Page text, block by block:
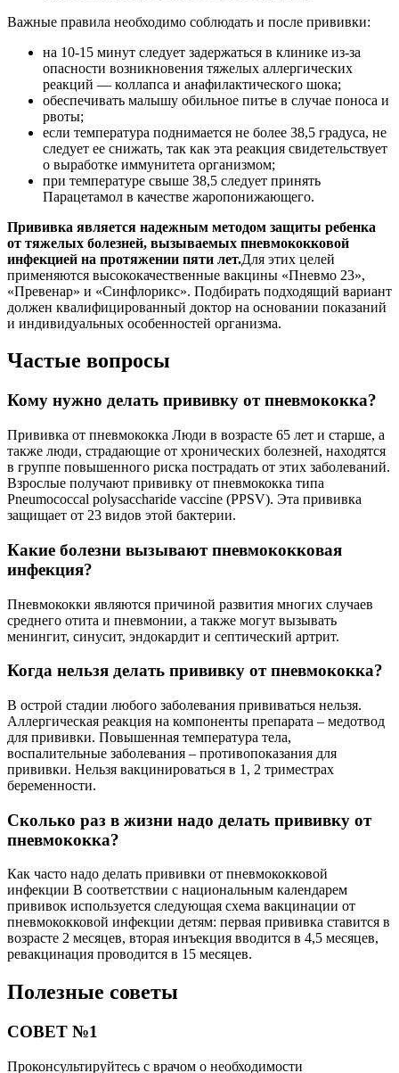
Важные правила необходимо соблюдать и после прививки:
на 10-15 минут следует задержаться в клинике из-за
опасности возникновения тяжелых аллергических
реакций ― коллапса и анафилактического шока;
обеспечивать малышу обильное питье в случае поноса и
рвоты;
если температура поднимается не более 38,5 градуса, не
следует ее снижать, так как эта реакция свидетельствует
о выработке иммунитета организмом;
при температуре свыше 38,5 следует принять
Парацетамол в качестве жаропонижающего.
Прививка является надежным методом защиты ребенка
от тяжелых болезней, вызываемых пневмококковой
инфекцией на протяжении пяти лет.Для этих целей
применяются высококачественные вакцины «Пневмо 23»,
«Превенар» и «Синфлорикс». Подбирать подходящий вариант
должен квалифицированный доктор на основании показаний
и индивидуальных особенностей организма.
Частые вопросы
Кому нужно делать прививку от пневмококка?
Прививка от пневмококка Люди в возрасте 65 лет и старше, а
также люди, страдающие от хронических болезней, находятся
в группе повышенного риска пострадать от этих заболеваний.
Взрослые получают прививку от пневмококка типа
Pneumococcal polysaccharide vaccine (PPSV). Эта прививка
защищает от 23 видов этой бактерии.
Какие болезни вызывают пневмококковая
инфекция?
Пневмококки являются причиной развития многих случаев
среднего отита и пневмонии, а также могут вызывать
менингит, синусит, эндокардит и септический артрит.
Когда нельзя делать прививку от пневмококка?
В острой стадии любого заболевания прививаться нельзя.
Аллергическая реакция на компоненты препарата – медотвод
для прививки. Повышенная температура тела,
воспалительные заболевания – противопоказания для
прививки. Нельзя вакцинироваться в 1, 2 триместрах
беременности.
Сколько раз в жизни надо делать прививку от
пневмококка?
Как часто надо делать прививки от пневмококковой
инфекции В соответствии с национальным календарем
прививок используется следующая схема вакцинации от
пневмококковой инфекции детям: первая прививка ставится в
возрасте 2 месяцев, вторая инъекция вводится в 4,5 месяцев,
ревакцинация проводится в 15 месяцев.
Полезные советы
СОВЕТ №1
Проконсультируйтесь с врачом о необходимости